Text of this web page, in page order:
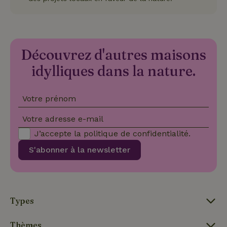
Découvrez d'autres maisons
idylliques dans la nature.
Votre prénom
Votre adresse e-mail
S'abonner à la newsletter
J’accepte la politique de confidentialité.
Types
Thèmes
.maisonnature.fr
semaines
utilisé par
Cookie-
Script.com
mémoriser
Script.com
fonctionne
Politique de confidentialité de Google